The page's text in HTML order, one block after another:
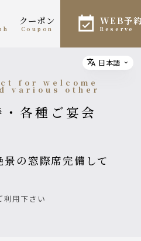
クーポン
coupon
WEB予
reserve
various other
利用下さい
Select
日本語